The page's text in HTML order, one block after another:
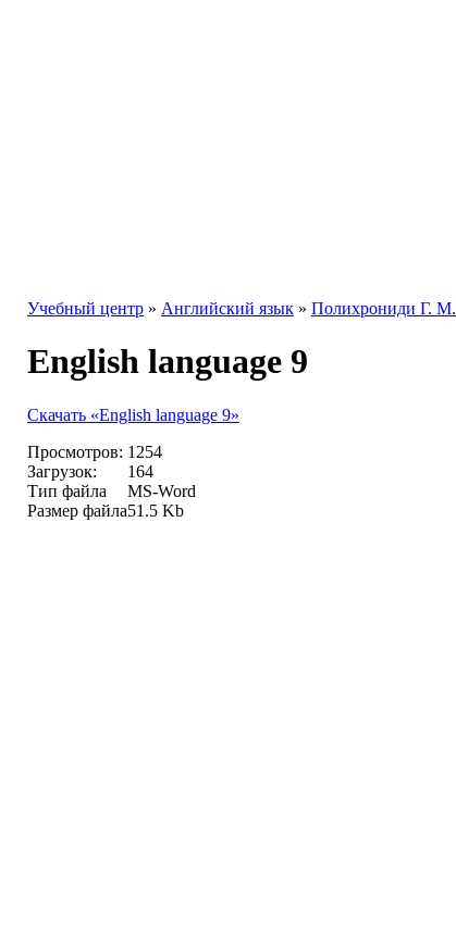
Учебный центр » Английский язык » Полихрониди Г. М.
English language 9
Скачать «English language 9»
Просмотров: 1254
Загрузок:
164
Тип файла
MS-Word
Размер файла51.5 Kb